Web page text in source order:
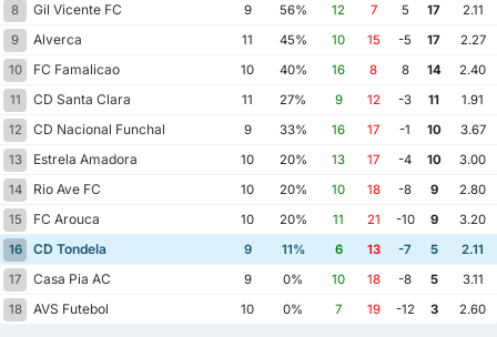
8
Gil Vicente FC 9 56% 12 7 5 17
2.11
9
Alverca 11 45% 10 15 -5 17
2.27
10
FC Famalicao 10 40% 16 8 8 14
2.40
11
CD Santa Clara 11 27% 9 12 -3 11
1.91
12
CD Nacional Funchal 9 33% 16 17 -1 10
3.67
13
Estrela Amadora 10 20% 13 17 -4 10
3.00
14
Rio Ave FC 10 20% 10 18 -8 9
2.80
15
FC Arouca 10 20% 11 21 -10 9
3.20
16
CD Tondela 9 11% 6 13 -7 5
2.11
17
Casa Pia AC 9 0% 10 18 -8 5
3.11
18
AVS Futebol 10 0% 7 19 -12 3 2.60